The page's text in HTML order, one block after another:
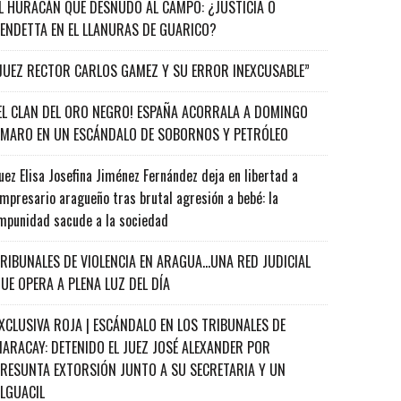
HURACÁN QUE DESNUDÓ AL CAMPO: ¿JUSTICIA O
EN EL LLANURAS DE GUARICO?
RECTOR CARLOS GAMEZ Y SU ERROR INEXCUSABLE”
CLAN DEL ORO NEGRO! ESPAÑA ACORRALA A DOMINGO
EN UN ESCÁNDALO DE SOBORNOS Y PETRÓLEO
Elisa Josefina Jiménez Fernández deja en libertad a
aragueño tras brutal agresión a bebé: la
sacude a la sociedad
DE VIOLENCIA EN ARAGUA…UNA RED JUDICIAL
OPERA A PLENA LUZ DEL DÍA
ROJA | ESCÁNDALO EN LOS TRIBUNALES DE
DETENIDO EL JUEZ JOSÉ ALEXANDER POR
EXTORSIÓN JUNTO A SU SECRETARIA Y UN